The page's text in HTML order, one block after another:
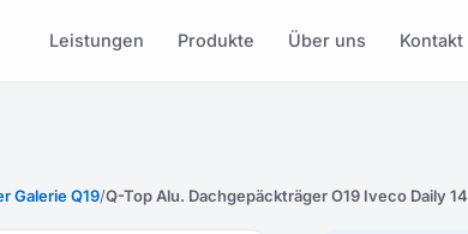
Leistungen Produkte Über uns Kontakt
Galerie Q19/Q-Top Alu. Dachgepäckträger O19 Iveco Daily